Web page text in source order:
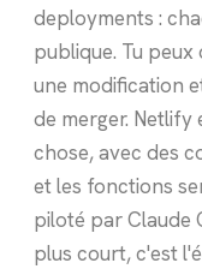
deployments :
publique. Tu
une modification
de merger. Netlify
chose, avec des
et les fonctions
piloté par Claude
plus court, c'est